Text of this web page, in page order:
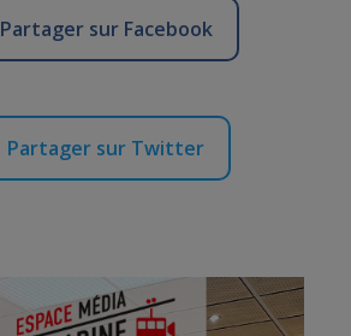
Partager sur Facebook
Partager sur Twitter